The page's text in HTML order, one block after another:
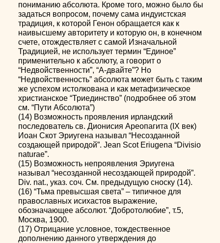
пониманию абсолюта. Кроме того, можно было бы
задаться вопросом, почему сама индуистская
традиция, к которой Генон обращается как к
наивысшему авторитету и которую он, в конечном
счете, отождествляет с самой Изначальной
Традицией, не использует термин “Единое”
применительно к абсолюту, а говорит о
“Недвойственности”, “А-двайте”? Но
“Недвойственность” абсолюта может быть с таким
же успехом истолкована и как метафизическое
христианское “Триединство” (подробнее об этом
см. “Пути Абсолюта”)
(14) Возможность проявления ирландский
последователь св. Дионисия Ареопагита (IX век)
Иоан Скот Эриугена называл “Несозданной
создающей природой”. Jean Scot Eriugena “Divisio
naturae”.
(15) Возможность непроявления Эриугена
называл “несозданной несоздающей природой”.
Div. nat., указ. соч. См. предыдущую сноску (14).
(16) “Тьма превысшая света” – типичное для
православных исихастов выражение,
обозначающее абсолют. “Добротолюбие”, т.5,
Москва, 1900.
(17) Отрицание условное, тождественное
дополнению данного утверждения до